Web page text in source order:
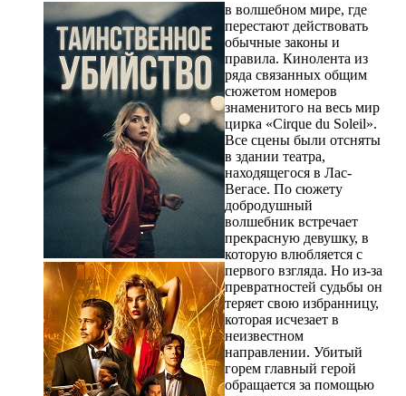
в волшебном мире, где
перестают действовать
обычные законы и
правила. Кинолента из
ряда связанных общим
сюжетом номеров
знаменитого на весь мир
цирка «Cirque du Soleil».
Все сцены были отсняты
в здании театра,
находящегося в Лас-
Вегасе. По сюжету
добродушный
волшебник встречает
прекрасную девушку, в
которую влюбляется с
первого взгляда. Но из-за
превратностей судьбы он
теряет свою избранницу,
которая исчезает в
неизвестном
направлении. Убитый
горем главный герой
обращается за помощью